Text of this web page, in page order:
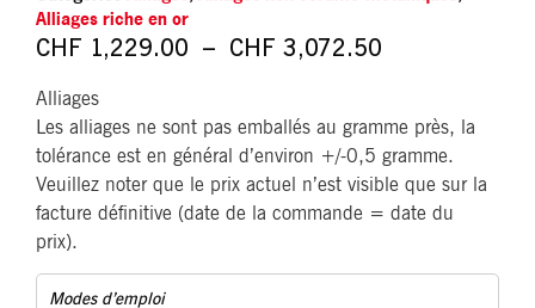
Alliages riche en or
CHF 1,229.00 – CHF 3,072.50
Alliages
Les alliages ne sont pas emballés au gramme près, la
tolérance est en général d’environ +/-0,5 gramme.
Veuillez noter que le prix actuel n’est visible que sur la
facture définitive (date de la commande = date du
prix).
Modes d’emploi